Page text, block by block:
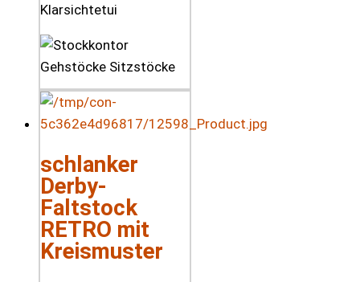
Klarsichtetui
schlanker
Derby-
Faltstock
RETRO mit
Kreismuster